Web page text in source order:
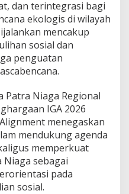
dan terintegrasi bagi
ekologis di wilayah
mencakup
sosial dan
penguatan
Patra Niaga Regional
IGA 2026
menegaskan
mendukung agenda
memperkuat
sebagai
pada
sosial.